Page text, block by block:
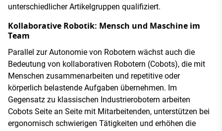
unterschiedlicher Artikelgruppen qualifiziert.
Kollaborative Robotik: Mensch und Maschine im
Team
Parallel zur Autonomie von Robotern wächst auch die
Bedeutung von kollaborativen Robotern (Cobots), die mit
Menschen zusammenarbeiten und repetitive oder
körperlich belastende Aufgaben übernehmen. Im
Gegensatz zu klassischen Industrierobotern arbeiten
Cobots Seite an Seite mit Mitarbeitenden, unterstützen bei
ergonomisch schwierigen Tätigkeiten und erhöhen die